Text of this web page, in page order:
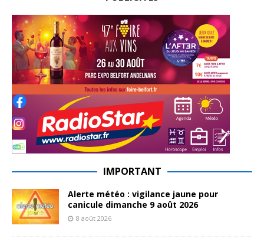
IMPORTANT
Alerte météo : vigilance jaune pour
canicule dimanche 9 août 2026
8 août 2026